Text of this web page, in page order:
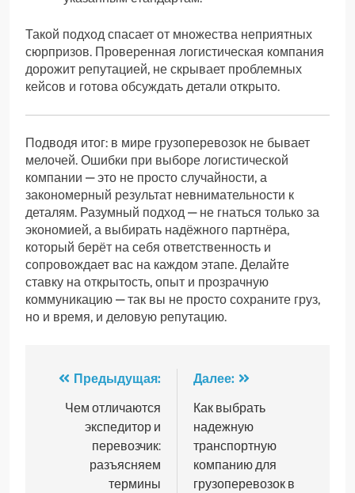
Такой подход спасает от множества неприятных
сюрпризов. Проверенная логистическая компания
дорожит репутацией, не скрывает проблемных
кейсов и готова обсуждать детали открыто.
Подводя итог: в мире грузоперевозок не бывает
мелочей. Ошибки при выборе логистической
компании — это не просто случайности, а
закономерный результат невнимательности к
деталям. Разумный подход — не гнаться только за
экономией, а выбирать надёжного партнёра,
который берёт на себя ответственность и
сопровождает вас на каждом этапе. Делайте
ставку на открытость, опыт и прозрачную
коммуникацию — так вы не просто сохраните груз,
но и время, и деловую репутацию.
Навигация
записям
Предыдущая:
Чем отличаются
экспедитор и
перевозчик:
разъясняем
термины
Далее:
Как выбрать
надежную
транспортную
компанию для
грузоперевозок в